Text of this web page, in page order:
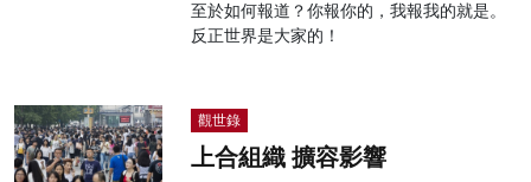
至於如何報道？你報你的，我報我的就是。
反正世界是大家的！
觀世錄
上合組織 擴容影響